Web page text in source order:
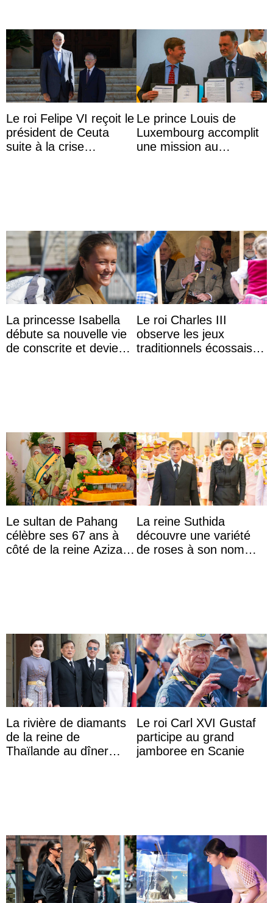
Le roi Felipe VI reçoit le
président de Ceuta
suite à la crise
Le prince Louis de
Luxembourg accomplit
une mission au
La princesse Isabella
débute sa nouvelle vie
de conscrite et devient
Le roi Charles III
observe les jeux
traditionnels écossais
Le sultan de Pahang
célèbre ses 67 ans à
côté de la reine Azizah
La reine Suthida
découvre une variété
de roses à son nom
La rivière de diamants
de la reine de
Thaïlande au dîner
Le roi Carl XVI Gustaf
participe au grand
jamboree en Scanie